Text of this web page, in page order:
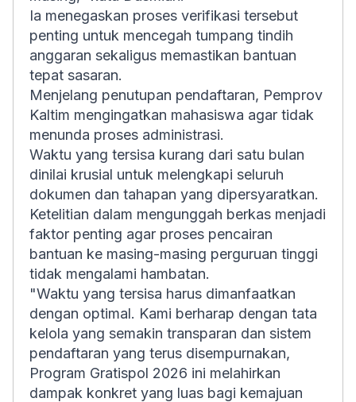
Ia menegaskan proses verifikasi tersebut
penting untuk mencegah tumpang tindih
anggaran sekaligus memastikan bantuan
tepat sasaran.
Menjelang penutupan pendaftaran, Pemprov
Kaltim mengingatkan mahasiswa agar tidak
menunda proses administrasi.
Waktu yang tersisa kurang dari satu bulan
dinilai krusial untuk melengkapi seluruh
dokumen dan tahapan yang dipersyaratkan.
Ketelitian dalam mengunggah berkas menjadi
faktor penting agar proses pencairan
bantuan ke masing-masing perguruan tinggi
tidak mengalami hambatan.
"Waktu yang tersisa harus dimanfaatkan
dengan optimal. Kami berharap dengan tata
kelola yang semakin transparan dan sistem
pendaftaran yang terus disempurnakan,
Program Gratispol 2026 ini melahirkan
dampak konkret yang luas bagi kemajuan